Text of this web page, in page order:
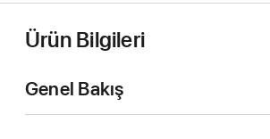
Ürün Bilgileri
Genel Bakış